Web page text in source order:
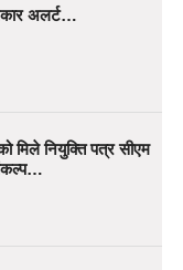
अलर्ट…
मिले नियुक्ति पत्र सीएम